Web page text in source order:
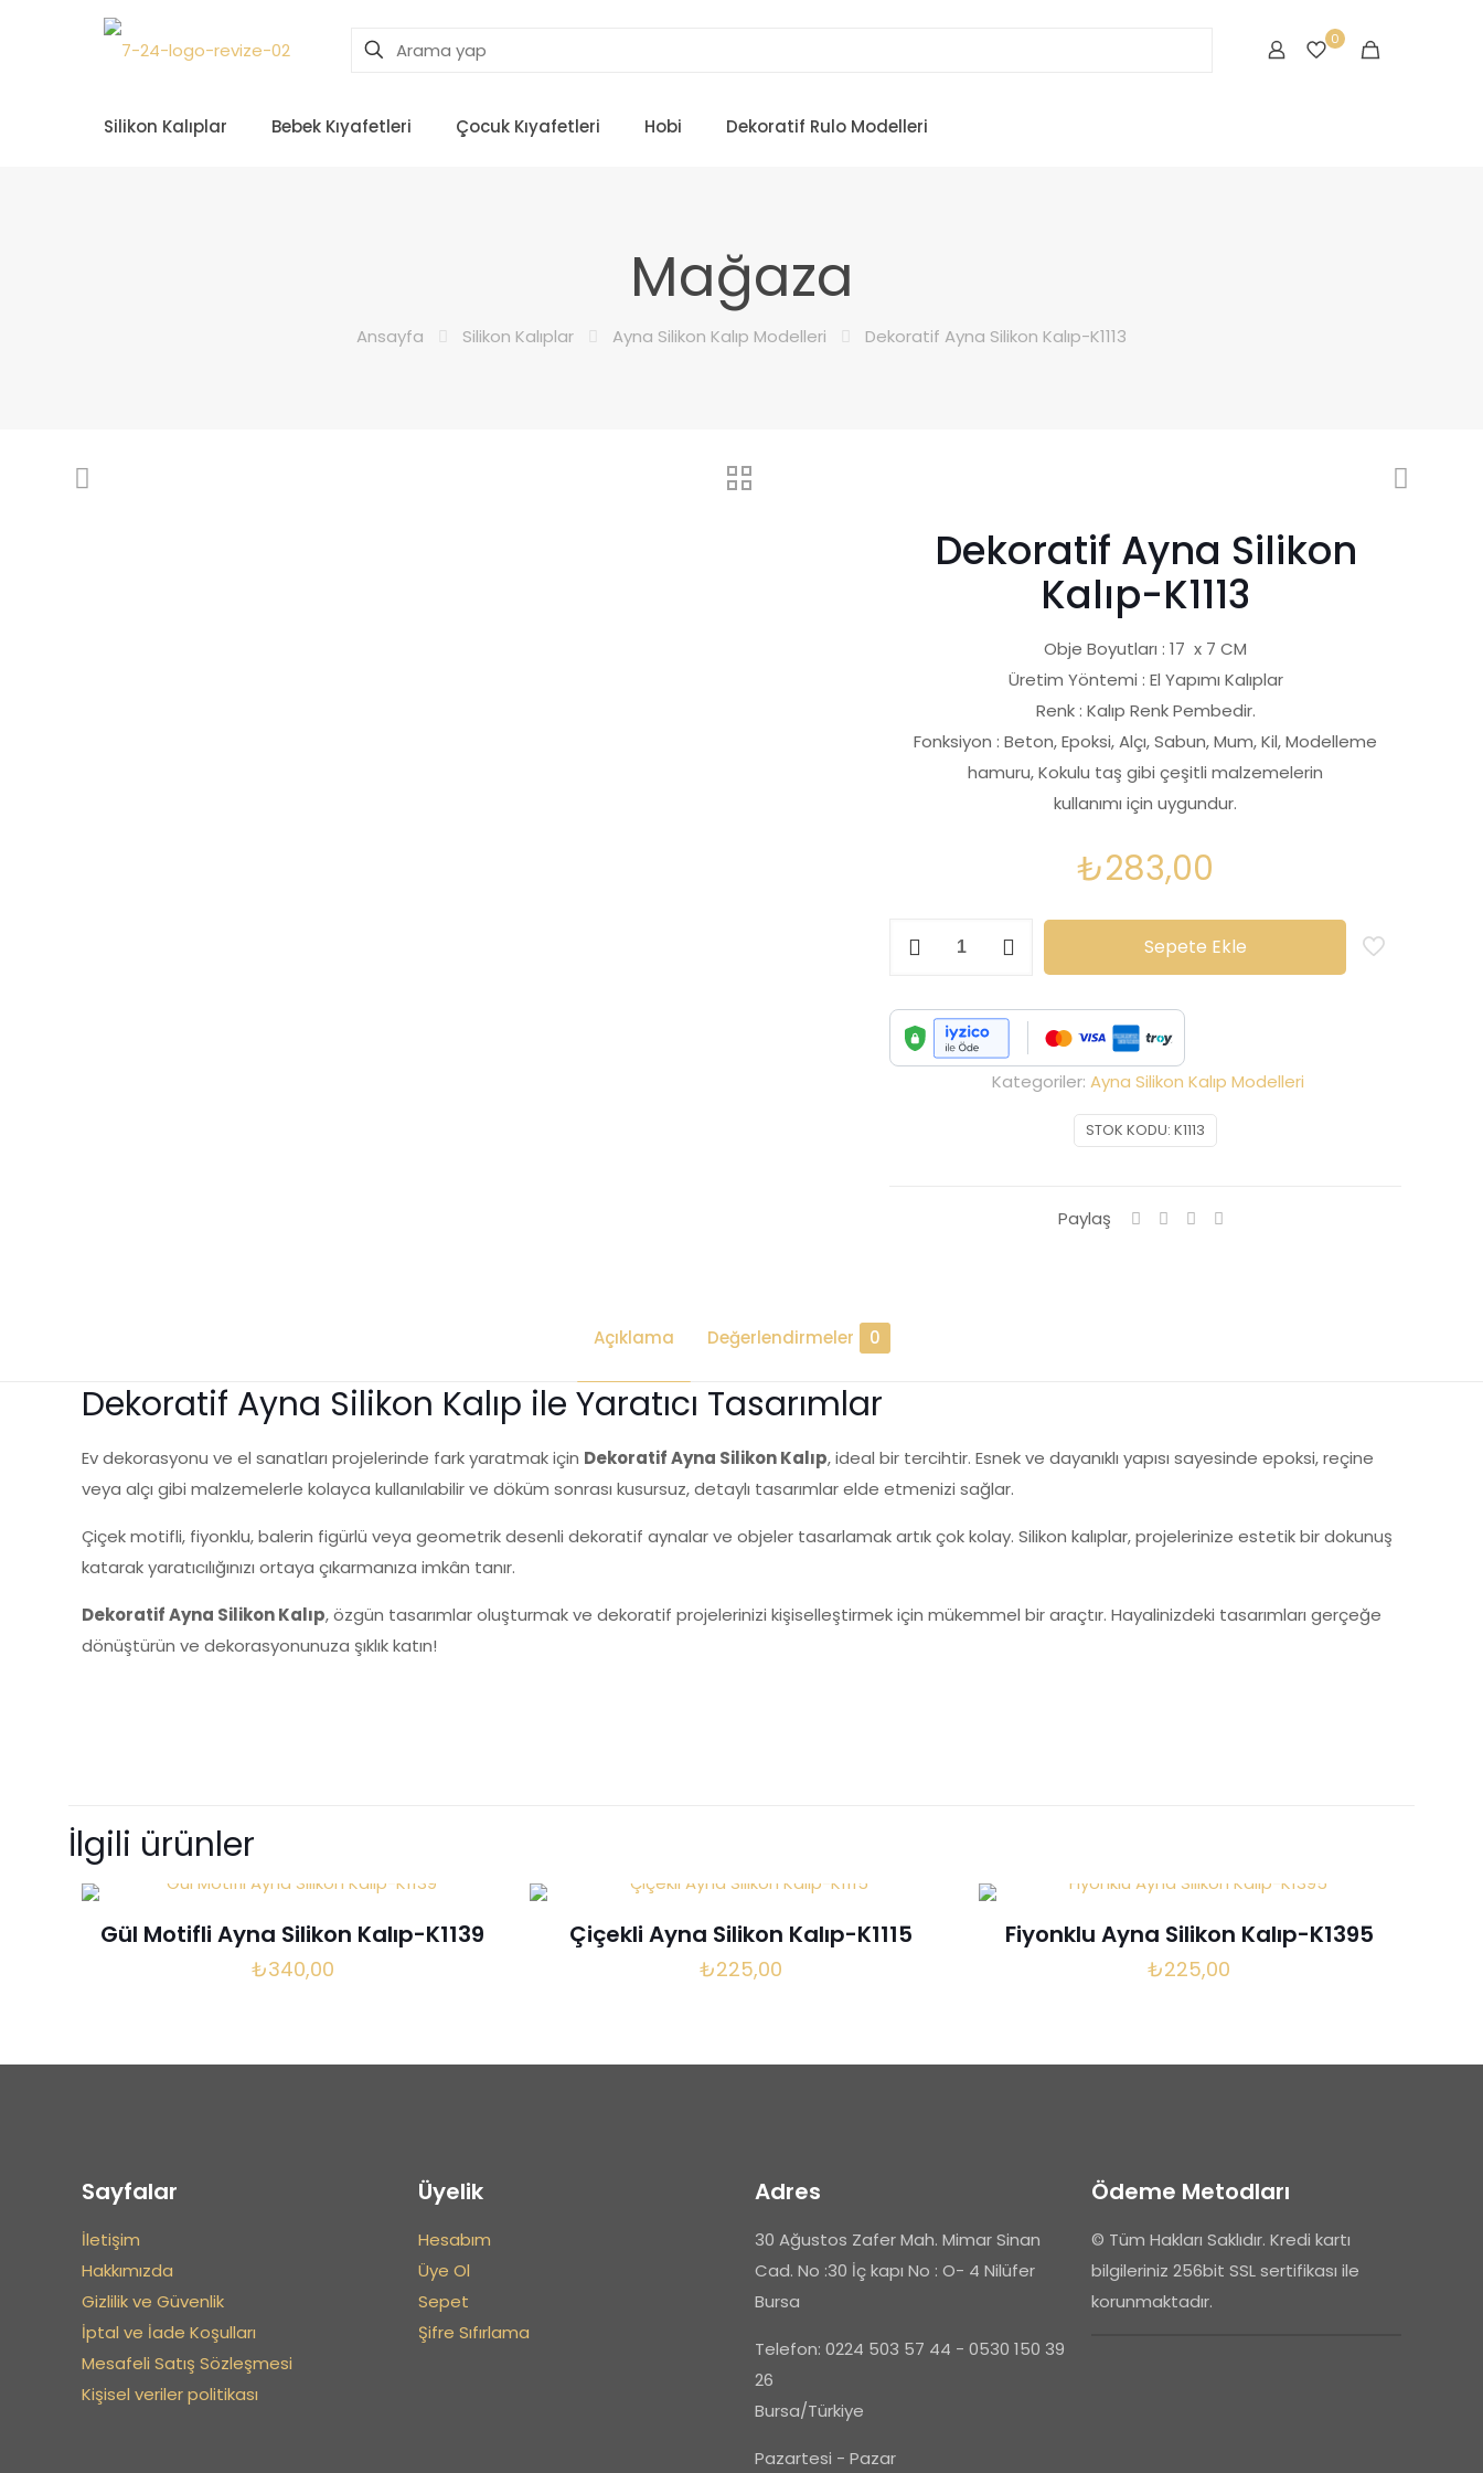
0
Silikon Kalıplar Bebek Kıyafetleri Çocuk Kıyafetleri Hobi Dekoratif Rulo Modelleri
Mağaza
Ansayfa Silikon Kalıplar Ayna Silikon Kalıp Modelleri Dekoratif Ayna Silikon Kalıp-K1113
Dekoratif Ayna Silikon
Kalıp-K1113
Obje Boyutları : 17 x 7 CM
Üretim Yöntemi : El Yapımı Kalıplar
Renk : Kalıp Renk Pembedir.
Fonksiyon : Beton, Epoksi, Alçı, Sabun, Mum, Kil, Modelleme
hamuru, Kokulu taş gibi çeşitli malzemelerin
kullanımı için uygundur.
₺283,00
Kalıp-
K1113
Sepete Ekle
STOK KODU: K1113
Kategoriler: Ayna Silikon Kalıp Modelleri
Paylaş
Açıklama Değerlendirmeler 0
Dekoratif Ayna Silikon Kalıp ile Yaratıcı Tasarımlar
Ev dekorasyonu ve el sanatları projelerinde fark yaratmak için Dekoratif Ayna Silikon Kalıp, ideal bir tercihtir. Esnek ve dayanıklı yapısı sayesinde epoksi, reçine
veya alçı gibi malzemelerle kolayca kullanılabilir ve döküm sonrası kusursuz, detaylı tasarımlar elde etmenizi sağlar.
Çiçek motifli, fiyonklu, balerin figürlü veya geometrik desenli dekoratif aynalar ve objeler tasarlamak artık çok kolay. Silikon kalıplar, projelerinize estetik bir dokunuş
katarak yaratıcılığınızı ortaya çıkarmanıza imkân tanır.
Dekoratif Ayna Silikon Kalıp, özgün tasarımlar oluşturmak ve dekoratif projelerinizi kişiselleştirmek için mükemmel bir araçtır. Hayalinizdeki tasarımları gerçeğe
dönüştürün ve dekorasyonunuza şıklık katın!
Derecelendirmeniz
adım, e-posta adresim ve site
adresim bu tarayıcıya kaydedilsin.
İlgili ürünler
Gül Motifli Ayna Silikon Kalıp-K1139
₺340,00
Çiçekli Ayna Silikon Kalıp-K1115
₺225,00
Fiyonklu Ayna Silikon Kalıp-K1395
₺225,00
Sayfalar
İletişim
Hakkımızda
Gizlilik ve Güvenlik
İptal ve İade Koşulları
Mesafeli Satış Sözleşmesi
Kişisel veriler politikası
Üyelik
Hesabım
Üye Ol
Sepet
Şifre Sıfırlama
Adres
30 Ağustos Zafer Mah. Mimar Sinan
Cad. No :30 İç kapı No : O- 4 Nilüfer
Bursa
Telefon: 0224 503 57 44 - 0530 150 39
26
Bursa/Türkiye
Pazartesi - Pazar
Ödeme Metodları
© Tüm Hakları Saklıdır. Kredi kartı
bilgileriniz 256bit SSL sertifikası ile
korunmaktadır.